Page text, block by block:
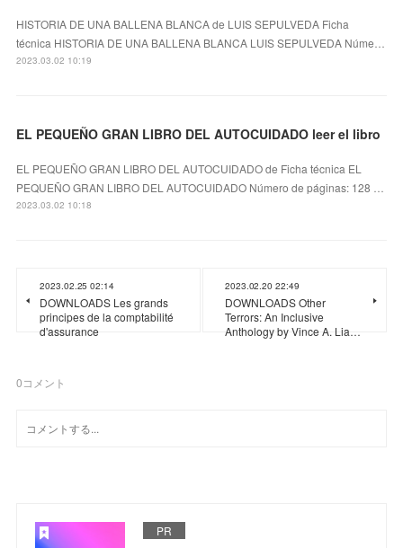
HISTORIA DE UNA BALLENA BLANCA de LUIS SEPULVEDA Ficha
técnica HISTORIA DE UNA BALLENA BLANCA LUIS SEPULVEDA Núme…
2023.03.02 10:19
EL PEQUEÑO GRAN LIBRO DEL AUTOCUIDADO leer el libro
EL PEQUEÑO GRAN LIBRO DEL AUTOCUIDADO de Ficha técnica EL
PEQUEÑO GRAN LIBRO DEL AUTOCUIDADO Número de páginas: 128 …
2023.03.02 10:18
2023.02.25 02:14
DOWNLOADS Les grands
principes de la comptabilité
d'assurance
2023.02.20 22:49
DOWNLOADS Other
Terrors: An Inclusive
Anthology by Vince A. Lia…
0コメント
PR